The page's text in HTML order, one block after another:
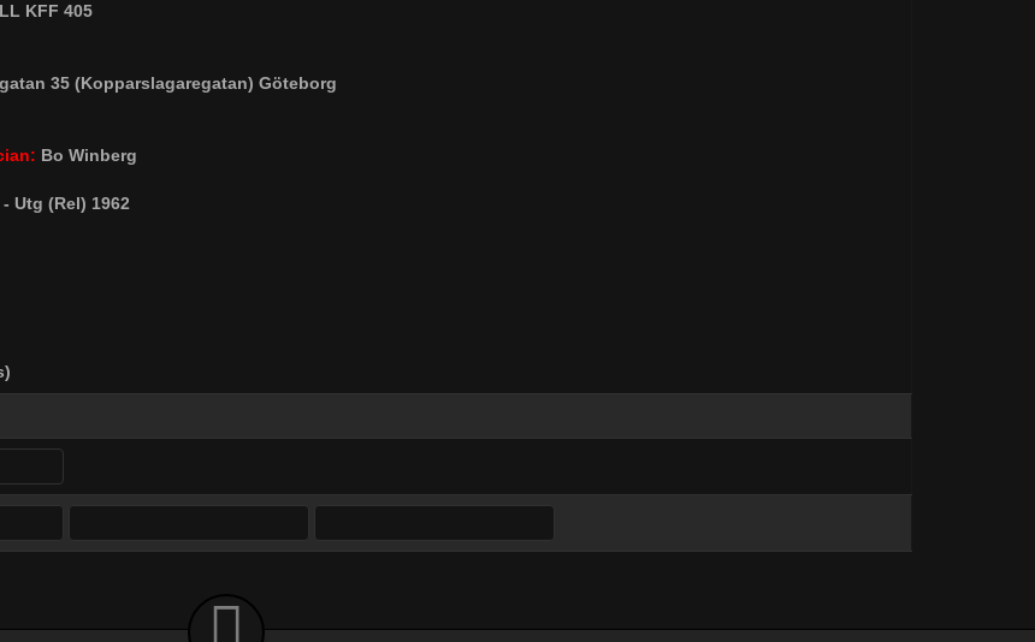
KFF 405
35 (Kopparslagaregatan) Göteborg
Bo Winberg
Utg (Rel) 1962